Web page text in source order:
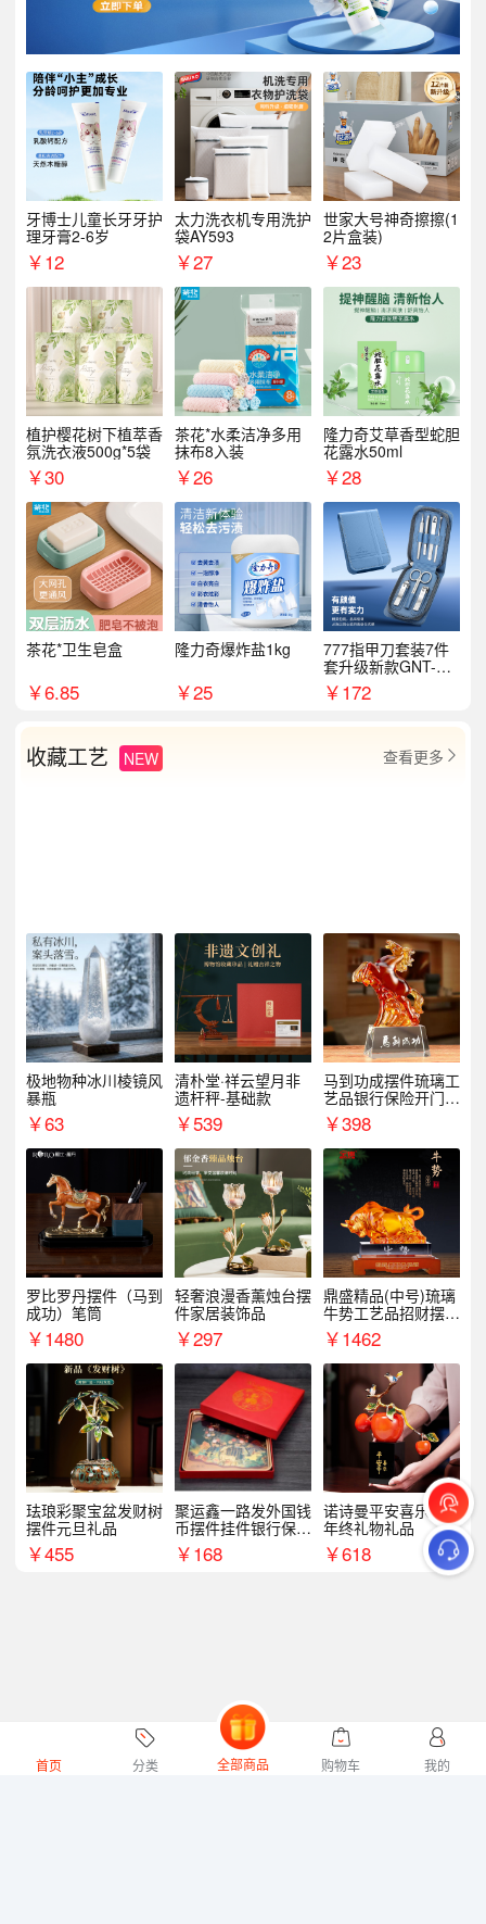
牙博士儿童长牙牙护
理牙膏2-6岁
￥12
太力洗衣机专用洗护
袋AY593
￥27
世家大号神奇擦擦(1
2片盒装)
￥23
植护樱花树下植萃香
氛洗衣液500g*5袋
￥30
茶花*水柔洁净多用
抹布8入装
￥26
隆力奇艾草香型蛇胆
花露水50ml
￥28
茶花*卫生皂盒
￥6.85
隆力奇爆炸盐1kg
￥25
777指甲刀套装7件
套升级新款GNT-PM
072
￥172
收藏工艺 NEW 查看更多 
极地物种冰川棱镜风
暴瓶
￥63
清朴堂·祥云望月非
遗杆秤-基础款
￥539
马到功成摆件琉璃工
艺品银行保险开门红
周年庆典伴手礼表彰
礼品
￥398
罗比罗丹摆件（马到
成功）笔筒
￥1480
轻奢浪漫香薰烛台摆
件家居装饰品
￥297
鼎盛精品(中号)琉璃
牛势工艺品招财摆件
银行企业商务上市礼
品
￥1462
珐琅彩聚宝盆发财树
摆件元旦礼品
￥455
聚运鑫一路发外国钱
币摆件挂件银行保险
商务礼
￥168
诺诗曼平安喜乐摆件
年终礼物礼品
￥618
首页 分类 全部商品 购物车 我的